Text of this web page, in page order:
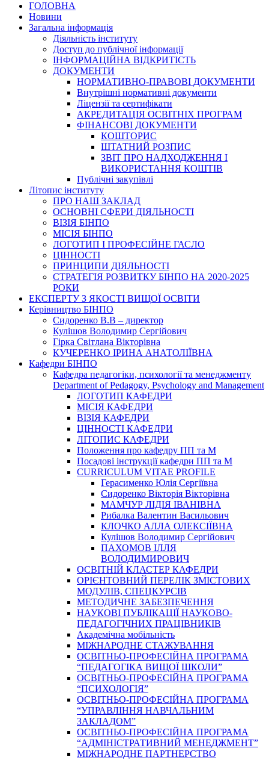
ГОЛОВНА
Новини
Загальна інформація
Діяльність інституту
Доступ до публічної інформації
ІНФОРМАЦІЙНА ВІДКРИТІСТЬ
ДОКУМЕНТИ
НОРМАТИВНО-ПРАВОВІ ДОКУМЕНТИ
Внутрішні нормативні документи
Ліцензії та сертифікати
АКРЕДИТАЦІЯ ОСВІТНІХ ПРОГРАМ
ФІНАНСОВІ ДОКУМЕНТИ
КОШТОРИС
ШТАТНИЙ РОЗПИС
ЗВІТ ПРО НАДХОДЖЕННЯ І
ВИКОРИСТАННЯ КОШТІВ
Публічні закупівлі
Літопис інституту
ПРО НАШ ЗАКЛАД
ОСНОВНІ СФЕРИ ДІЯЛЬНОСТІ
ВІЗІЯ БІНПО
МІСІЯ БІНПО
ЛОГОТИП І ПРОФЕСІЙНЕ ГАСЛО
ЦІННОСТІ
ПРИНЦИПИ ДІЯЛЬНОСТІ
СТРАТЕГІЯ РОЗВИТКУ БІНПО НА 2020-2025
РОКИ
ЕКСПЕРТУ З ЯКОСТІ ВИЩОЇ ОСВІТИ
Керівництво БІНПО
Сидоренко В.В – директор
Кулішов Володимир Сергійович
Гірка Світлана Вікторівна
КУЧЕРЕНКО ІРИНА АНАТОЛІЇВНА
Кафедри БІНПО
Кафедра педагогіки, психології та менеджменту
Department of Pedagogy, Psychology and Management
ЛОГОТИП КАФЕДРИ
МІСІЯ КАФЕДРИ
ВІЗІЯ КАФЕДРИ
ЦІННОСТІ КАФЕДРИ
ЛІТОПИС КАФЕДРИ
Положення про кафедру ПП та М
Посадові інструкції кафедри ПП та М
CURRICULUM VITAE PROFILE
Герасименко Юлія Сергіївна
Сидоренко Вікторія Вікторівна
МАМЧУР ЛІДІЯ ІВАНІВНА
Рибалка Валентин Васильович
КЛОЧКО АЛЛА ОЛЕКСІЇВНА
Кулішов Володимир Сергійович
ПАХОМОВ ІЛЛЯ
ВОЛОДИМИРОВИЧ
ОСВІТНІЙ КЛАСТЕР КАФЕДРИ
ОРІЄНТОВНИЙ ПЕРЕЛІК ЗМІСТОВИХ
МОДУЛІВ, СПЕЦКУРСІВ
МЕТОДИЧНЕ ЗАБЕЗПЕЧЕННЯ
НАУКОВІ ПУБЛІКАЦІЇ НАУКОВО-
ПЕДАГОГІЧНИХ ПРАЦІВНИКІВ
Академічна мобільність
МІЖНАРОДНЕ СТАЖУВАННЯ
ОСВІТНЬО-ПРОФЕСІЙНА ПРОГРАМА
“ПЕДАГОГІКА ВИЩОЇ ШКОЛИ”
ОСВІТНЬО-ПРОФЕСІЙНА ПРОГРАМА
“ПСИХОЛОГІЯ”
ОСВІТНЬО-ПРОФЕСІЙНА ПРОГРАМА
“УПРАВЛІННЯ НАВЧАЛЬНИМ
ЗАКЛАДОМ”
ОСВІТНЬО-ПРОФЕСІЙНА ПРОГРАМА
“АДМІНІСТРАТИВНИЙ МЕНЕДЖМЕНТ”
МІЖНАРОДНЕ ПАРТНЕРСТВО